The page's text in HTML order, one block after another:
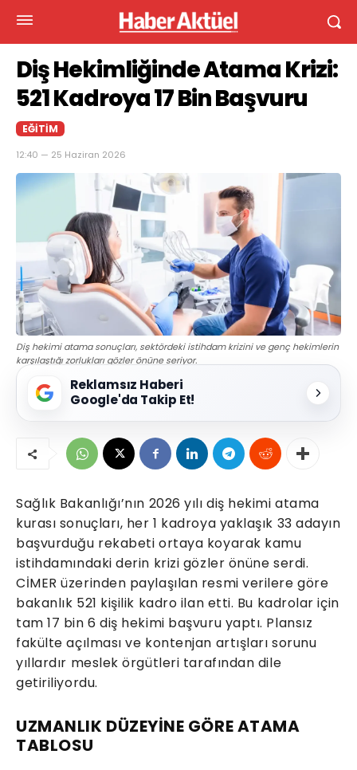
Diş Hekimliğinde Atama Krizi:
521 Kadroya 17 Bin Başvuru
EĞITIM
12:40 — 25 Haziran 2026
Diş hekimi atama sonuçları, sektördeki istihdam krizini ve genç hekimlerin
karşılaştığı zorlukları gözler önüne seriyor.
Reklamsız Haberi
Google'da Takip Et!
Sağlık Bakanlığı’nın 2026 yılı diş hekimi atama
kurası sonuçları, her 1 kadroya yaklaşık 33 adayın
başvurduğu rekabeti ortaya koyarak kamu
istihdamındaki derin krizi gözler önüne serdi.
CİMER üzerinden paylaşılan resmi verilere göre
bakanlık 521 kişilik kadro ilan etti. Bu kadrolar için
tam 17 bin 6 diş hekimi başvuru yaptı. Plansız
fakülte açılması ve kontenjan artışları sorunu
yıllardır meslek örgütleri tarafından dile
getiriliyordu.
UZMANLIK DÜZEYİNE GÖRE ATAMA
TABLOSU